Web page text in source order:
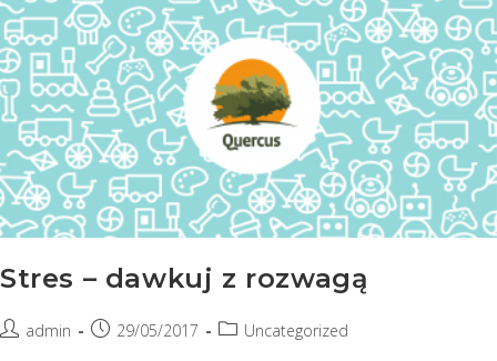
Urlopami
Online
Stres – dawkuj z rozwagą
Postadmin
Post29/05/2017
PostUncategorized